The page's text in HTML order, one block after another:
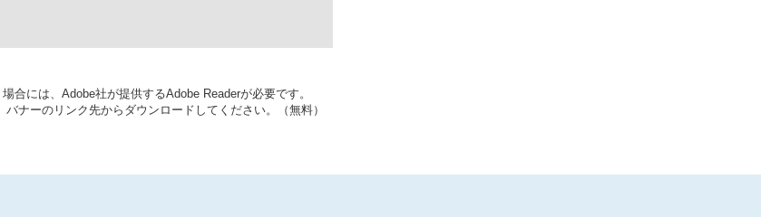
合には、Adobe社が提供するAdobe Readerが必要です。
ナーのリンク先からダウンロードしてください。（無料）